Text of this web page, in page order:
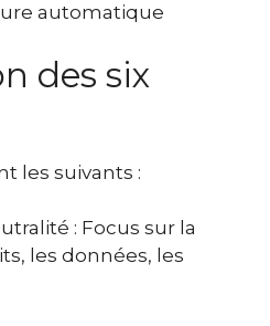
automatique
des six
les suivants :
: Focus sur la
les données, les